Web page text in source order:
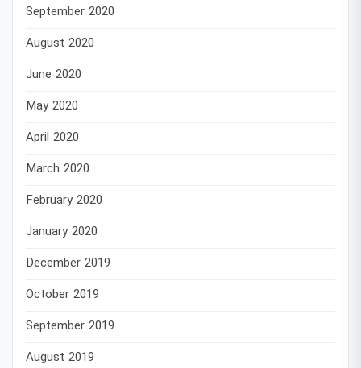
September 2020
August 2020
June 2020
May 2020
April 2020
March 2020
February 2020
January 2020
December 2019
October 2019
September 2019
August 2019